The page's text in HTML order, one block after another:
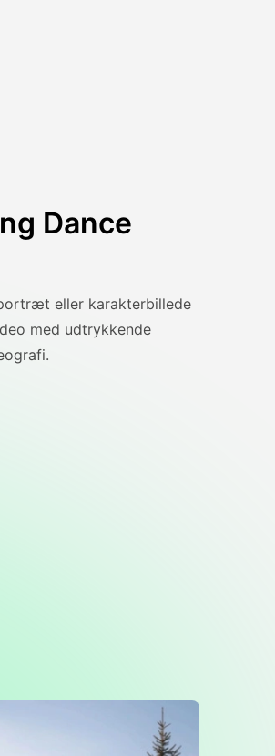
Dance
eller karakterbillede
med udtrykkende